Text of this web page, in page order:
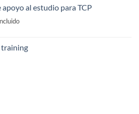
apoyo al estudio para TCP
training